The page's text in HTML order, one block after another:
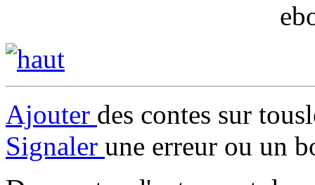
Ajouter des contes sur
Signaler une erreur ou un